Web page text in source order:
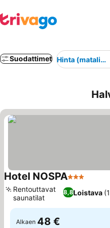
Suodattimet Hinta
Hotel NOSPA3
8,8Loistava
Rentouttavat
saunatilat
Alkaen 48 €